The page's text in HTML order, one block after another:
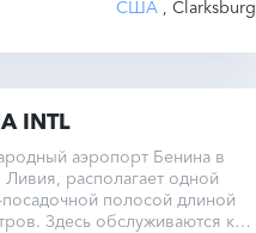
США , Clarksburg
INTL
аэропорт Бенина в
Ливия, располагает одной
посадочной полосой длиной
Здесь обслуживаются как